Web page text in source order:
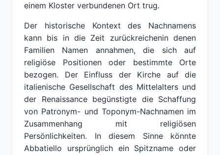
einem Kloster verbundenen Ort trug.
Der historische Kontext des Nachnamens
kann bis in die Zeit zurückreichenin denen
Familien Namen annahmen, die sich auf
religiöse Positionen oder bestimmte Orte
bezogen. Der Einfluss der Kirche auf die
italienische Gesellschaft des Mittelalters und
der Renaissance begünstigte die Schaffung
von Patronym- und Toponym-Nachnamen im
Zusammenhang mit religiösen
Persönlichkeiten. In diesem Sinne könnte
Abbatiello ursprünglich ein Spitzname oder